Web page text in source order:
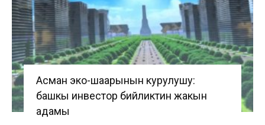
Асман эко-шаарынын курулушу:
башкы инвестор бийликтин жакын
адамы